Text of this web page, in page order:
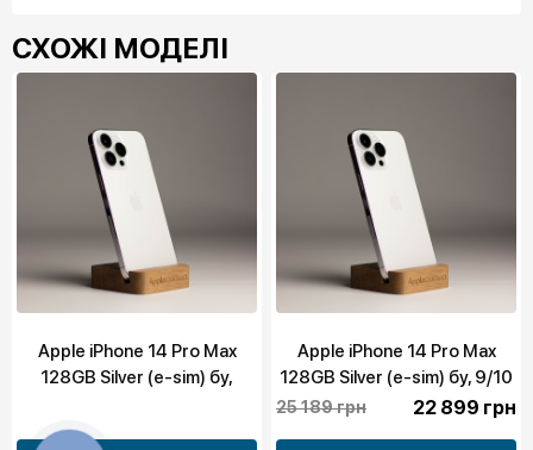
СХОЖІ МОДЕЛІ
Apple iPhone 14 Pro Max
128GB Silver (e-sim) бу,
Apple iPhone 14 Pro Max
128GB Silver (e-sim) бу, 9/10
25 189 грн 22 899 грн